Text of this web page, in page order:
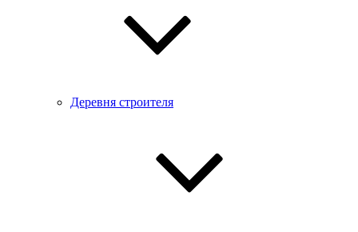
Деревня строителя